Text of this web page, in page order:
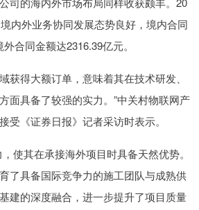
内外业务协同发展态势良好，境内合同
合同金额达2316.39亿元。
获得大额订单，意味着其在技术研发、
面具备了较强的实力。”中关村物联网产
受《证券日报》记者采访时表示。
使其在承接海外项目时具备天然优势。
了具备国际竞争力的施工团队与成熟供
建的深度融合，进一步提升了项目质量